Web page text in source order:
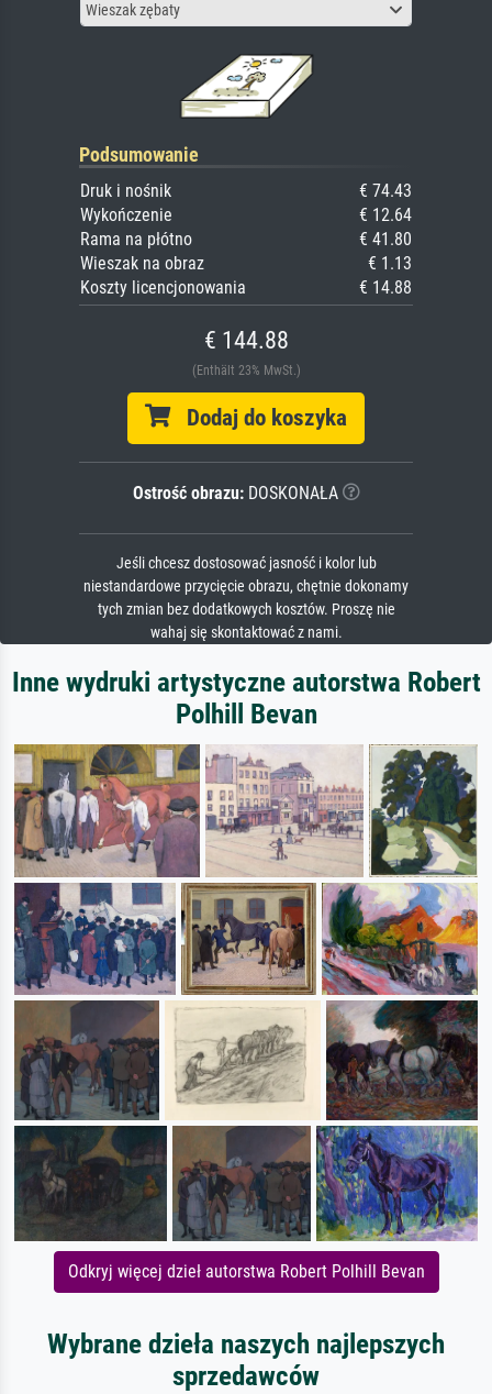
Wieszak zębaty
Podsumowanie
Druk i nośnik
€ 74.43
Wykończenie
€ 12.64
Rama na płótno
€ 41.80
Wieszak na obraz
€ 1.13
Koszty licencjonowania
€ 14.88
€ 144.88
(Enthält 23% MwSt.)
Dodaj do koszyka
Ostrość obrazu:DOSKONAŁA
Jeśli chcesz dostosować jasność i kolor lub
niestandardowe przycięcie obrazu, chętnie dokonamy
tych zmian bez dodatkowych kosztów. Proszę nie
wahaj się skontaktować z nami.
Inne wydruki artystyczne autorstwa Robert
Polhill Bevan
Odkryj więcej dzieł autorstwa Robert Polhill Bevan
Wybrane dzieła naszych najlepszych
sprzedawców